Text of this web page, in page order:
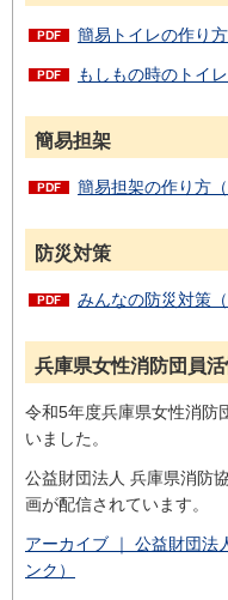
簡易トイレの作り方
もしもの時のトイ
簡易担架
簡易担架の作り方
防災対策
みんなの防災対策
兵庫県女性消防団員
令和5年度兵庫県女性消防
いました。
公益財団法人 兵庫県消防
画が配信されています。
アーカイブ ｜ 公益財団法
ンク）